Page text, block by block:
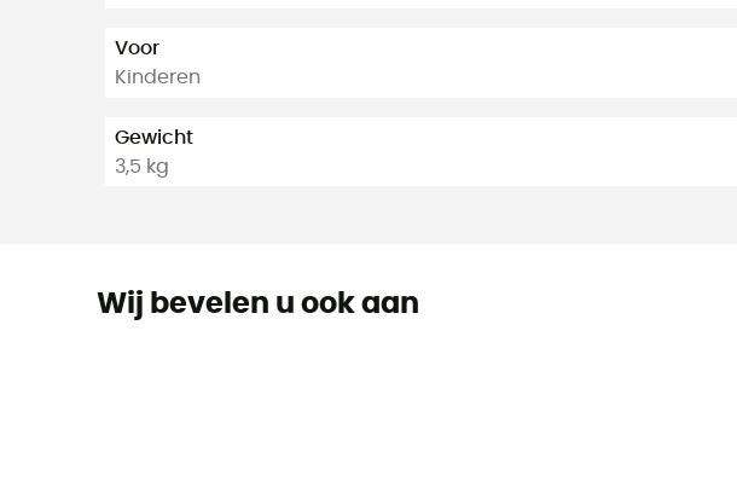
Voor
Kinderen
Gewicht
3,5 kg
Wij bevelen u ook aan